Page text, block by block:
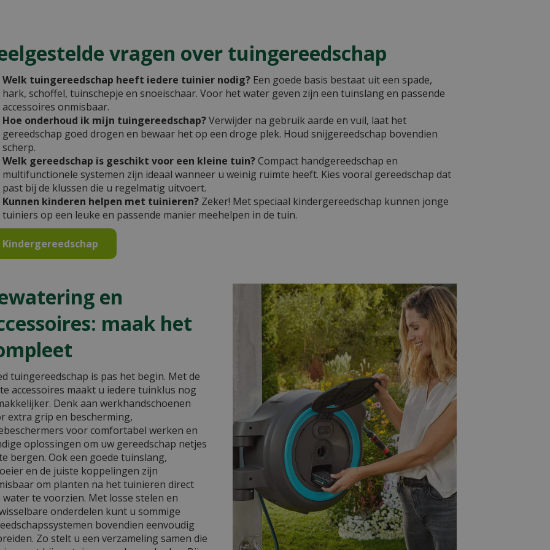
vragen over tuingereedschap
Welk tuingereedschap heeft iedere tuinier nodig? Een goede basis bestaat uit een spade,
hark, schoffel, tuinschepje en snoeischaar. Voor het water geven zijn een tuinslang en passende
accessoires onmisbaar.
Hoe onderhoud ik mijn tuingereedschap?Verwijder na gebruik aarde en vuil, laat het
gereedschap goed drogen en bewaar het op een droge plek. Houd snijgereedschap bovendien
scherp.
Welk gereedschap is geschikt voor een kleine tuin?Compact handgereedschap en
multifunctionele systemen zijn ideaal wanneer u weinig ruimte heeft. Kies vooral gereedschap dat
past bij de klussen die u regelmatig uitvoert.
Kunnen kinderen helpen met tuinieren? Zeker! Met speciaal kindergereedschap kunnen jonge
tuiniers op een leuke en passende manier meehelpen in de tuin.
Kindergereedschap
en
maak het
tuingereedschap is pas het begin. Met de
accessoires maakt u iedere tuinklus nog
Denk aan werkhandschoenen
extra grip en bescherming,
voor comfortabel werken en
oplossingen om uw gereedschap netjes
bergen. Ook een goede tuinslang,
en de juiste koppelingen zijn
om planten na het tuinieren direct
water te voorzien. Met losse stelen en
onderdelen kunt u sommige
bovendien eenvoudig
Zo stelt u een verzameling samen die